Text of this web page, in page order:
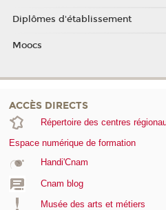
Diplômes d'établissement
Moocs
ACCÈS DIRECTS
Répertoire des centres
Espace numérique de formation
Handi'Cnam
Cnam blog
Musée des arts et métiers